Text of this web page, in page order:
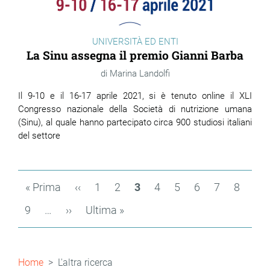
UNIVERSITÀ ED ENTI
La Sinu assegna il premio Gianni Barba
Marina Landolfi
Il 9-10 e il 16-17 aprile 2021, si è tenuto online il XLI
Congresso nazionale della Società di nutrizione umana
(Sinu), al quale hanno partecipato circa 900 studiosi italiani
del settore
Paginazione
Prima
« Prima
Pagina
‹‹ Page
1 Page
2
Pagina
3 Page
4 Page
5 Page
6 Page
7 Page
8
Page
9 …
Pagina
››
Ultima
Ultima »
Briciole
Home L'altra ricerca